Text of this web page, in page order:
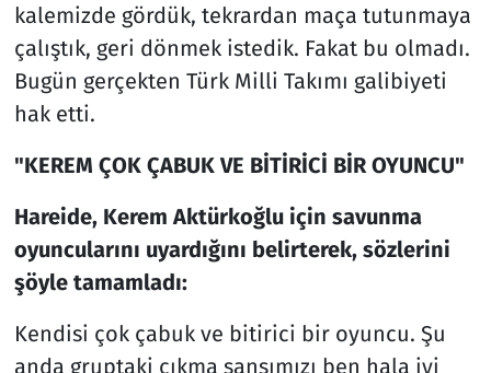
kalemizde gördük, tekrardan maça tutunmaya
çalıştık, geri dönmek istedik. Fakat bu olmadı.
Bugün gerçekten Türk Milli Takımı galibiyeti
hak etti.
"KEREM ÇOK ÇABUK VE BİTİRİCİ BİR OYUNCU"
Hareide, Kerem Aktürkoğlu için savunma
oyuncularını uyardığını belirterek, sözlerini
şöyle tamamladı:
Kendisi çok çabuk ve bitirici bir oyuncu. Şu
anda gruptaki çıkma şansımızı ben hala iyi